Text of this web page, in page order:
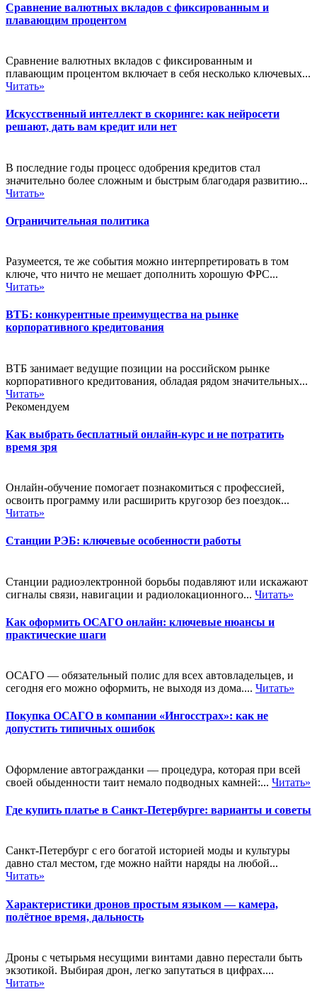
Сравнение валютных вкладов с фиксированным и
плавающим процентом
Сравнение валютных вкладов с фиксированным и
плавающим процентом включает в себя несколько ключевых...
Читать»
Искусственный интеллект в скоринге: как нейросети
решают, дать вам кредит или нет
В последние годы процесс одобрения кредитов стал
значительно более сложным и быстрым благодаря развитию...
Читать»
Ограничительная политика
Разумеется, те же события можно интерпретировать в том
ключе, что ничто не мешает дополнить хорошую ФРС...
Читать»
ВТБ: конкурентные преимущества на рынке
корпоративного кредитования
ВТБ занимает ведущие позиции на российском рынке
корпоративного кредитования, обладая рядом значительных...
Читать»
Рекомендуем
Как выбрать бесплатный онлайн-курс и не потратить
время зря
Онлайн-обучение помогает познакомиться с профессией,
освоить программу или расширить кругозор без поездок...
Читать»
Станции РЭБ: ключевые особенности работы
Станции радиоэлектронной борьбы подавляют или искажают
сигналы связи, навигации и радиолокационного... Читать»
Как оформить ОСАГО онлайн: ключевые нюансы и
практические шаги
ОСАГО — обязательный полис для всех автовладельцев, и
сегодня его можно оформить, не выходя из дома.... Читать»
Покупка ОСАГО в компании «Ингосстрах»: как не
допустить типичных ошибок
Оформление автогражданки — процедура, которая при всей
своей обыденности таит немало подводных камней:... Читать»
Где купить платье в Санкт-Петербурге: варианты и советы
Санкт-Петербург с его богатой историей моды и культуры
давно стал местом, где можно найти наряды на любой...
Читать»
Характеристики дронов простым языком — камера,
полётное время, дальность
Дроны с четырьмя несущими винтами давно перестали быть
экзотикой. Выбирая дрон, легко запутаться в цифрах....
Читать»